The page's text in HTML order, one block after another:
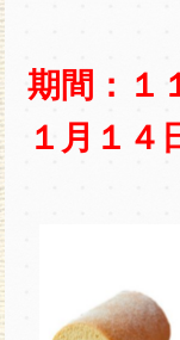
期間：１
１月１４